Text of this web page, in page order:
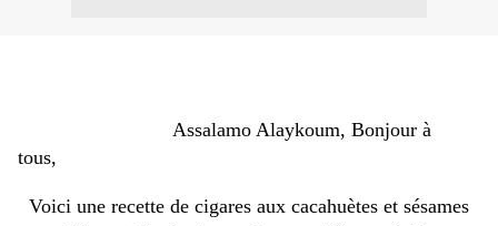
Assalamo Alaykoum, Bonjour à
tous,
Voici une recette de cigares aux cacahuètes et sésames